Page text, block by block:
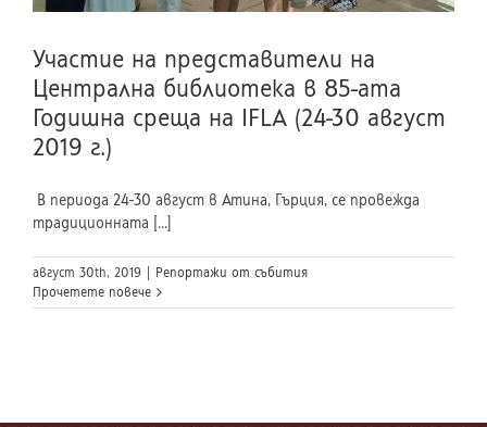
Участие на представители на
Централна библиотека в 85-ата
Годишна среща на IFLA (24-30 август
2019 г.)
В периода 24-30 август в Атина, Гърция, се провежда
традиционната [...]
август 30th, 2019
Репортажи от събития
Прочетете повече